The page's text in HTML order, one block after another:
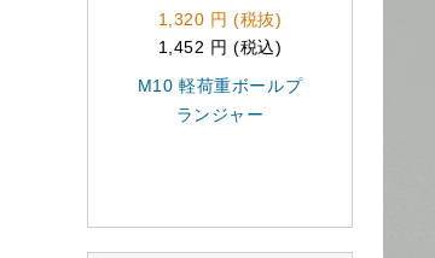
1,320 円 (税抜)
1,452 円 (税込)
M10 軽荷重ボールプ
ランジャー